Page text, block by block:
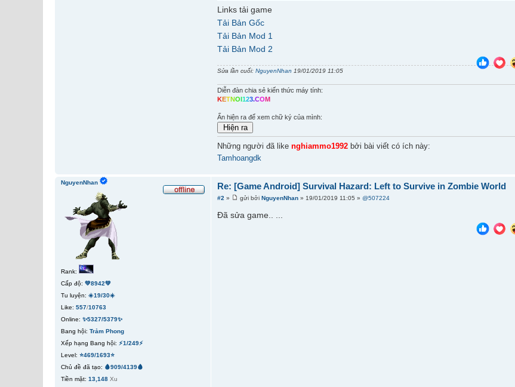
Links tải game
Tải Bản Gốc
Tải Bản Mod 1
Tải Bản Mod 2
Sửa lần cuối:NguyenNhan 19/01/2019 11:05
Diễn đàn chia sẻ kiến thức máy tính:
KETNO I123.CO M
Ấn hiện ra để xem chữ ký của mình:
Những người đã likenghiammo1992 bởi bài viết có ích này:
Tamhoangdk
Re: [Game Android] Survival Hazard: Left to Survive in Zombie World
#2 » gửi bởiNguyenNhan » 19/01/2019 11:05 »@507224
Đã sửa game.. ...
NguyenNhan
Rank:
Cấp độ: 💚8942💚
Tu luyện: ☀️19/30☀️
Like: 557/10763
Online: ✨5327/5379✨
Bang hội: Trảm Phong
Xếp hạng Bang hội: ⚡1/249⚡
Level: ⭐469/1693⭐
Chủ đề đã tạo: 🩸909/4139🩸
Tiền mặt: 13,148 Xu